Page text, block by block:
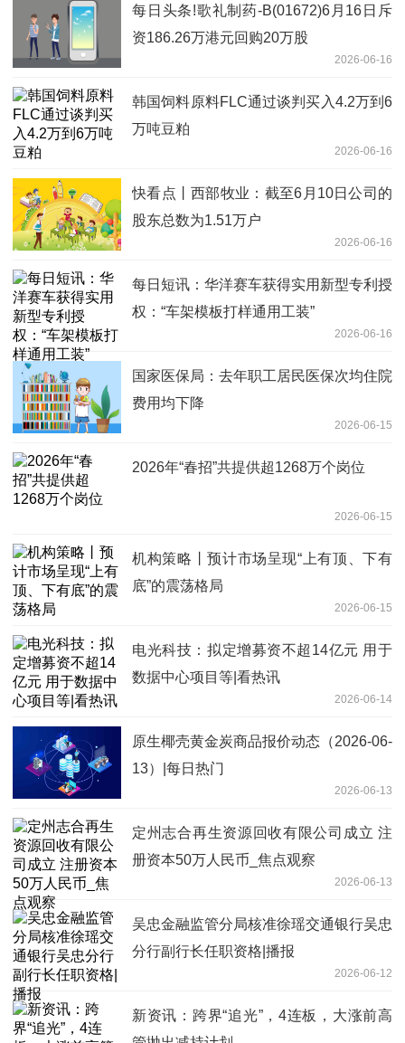
每日头条!歌礼制药-B(01672)6月16日斥
资186.26万港元回购20万股
2026-06-16
韩国饲料原料FLC通过谈判买入4.2万到6
万吨豆粕
2026-06-16
快看点丨西部牧业：截至6月10日公司的
股东总数为1.51万户
2026-06-16
每日短讯：华洋赛车获得实用新型专利授
权：“车架模板打样通用工装”
2026-06-16
国家医保局：去年职工居民医保次均住院
费用均下降
2026-06-15
2026年“春招”共提供超1268万个岗位
2026-06-15
机构策略丨预计市场呈现“上有顶、下有
底”的震荡格局
2026-06-15
电光科技：拟定增募资不超14亿元 用于
数据中心项目等|看热讯
2026-06-14
原生椰壳黄金炭商品报价动态（2026-06-
13）|每日热门
2026-06-13
定州志合再生资源回收有限公司成立 注
册资本50万人民币_焦点观察
2026-06-13
吴忠金融监管分局核准徐瑶交通银行吴忠
分行副行长任职资格|播报
2026-06-12
新资讯：跨界“追光”，4连板，大涨前高